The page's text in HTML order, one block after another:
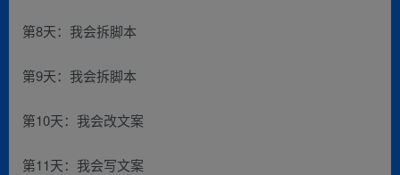
第8天：我会拆脚本
第9天：我会拆脚本
第10天：我会改文案
第11天：我会写文案